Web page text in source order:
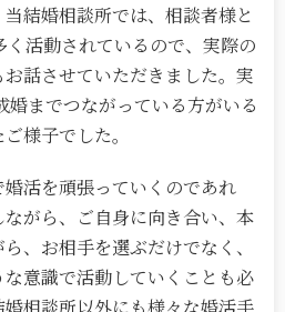
結婚相談所では、相談者様と
活動されているので、実際の
話させていただきました。実
までつながっている方がいる
様子でした。
活を頑張っていくのであれ
がら、ご自身に向き合い、本
、お相手を選ぶだけでなく、
意識で活動していくことも必